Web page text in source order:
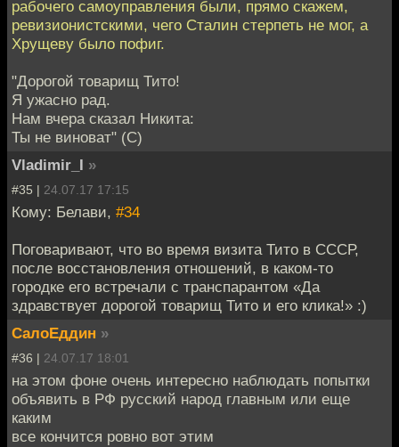
рабочего самоуправления были, прямо скажем,
ревизионистскими, чего Сталин стерпеть не мог, а
Хрущеву было пофиг.
"Дорогой товарищ Тито!
Я ужасно рад.
Нам вчера сказал Никита:
Ты не виноват" (С)
Vladimir_I »
#35 | 24.07.17 17:15
Кому: Белави, #34
Поговаривают, что во время визита Тито в СССР,
после восстановления отношений, в каком-то
городке его встречали с транспарантом «Да
здравствует дорогой товарищ Тито и его клика!» :)
СалоЕддин »
#36 | 24.07.17 18:01
на этом фоне очень интересно наблюдать попытки
объявить в РФ русский народ главным или еще
каким
все кончится ровно вот этим